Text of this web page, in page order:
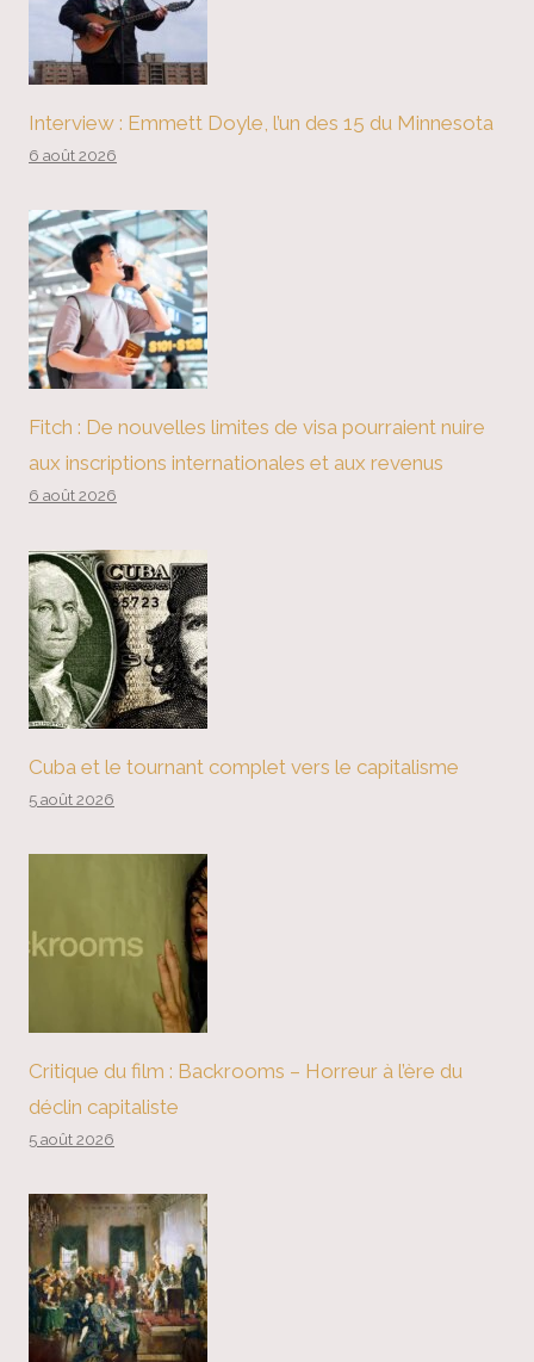
Interview : Emmett Doyle, l’un des 15 du Minnesota
6 août 2026
Fitch : De nouvelles limites de visa pourraient nuire
aux inscriptions internationales et aux revenus
6 août 2026
Cuba et le tournant complet vers le capitalisme
5 août 2026
Critique du film : Backrooms – Horreur à l’ère du
déclin capitaliste
5 août 2026